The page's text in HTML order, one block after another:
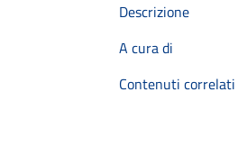
Descrizione
A cura di
Contenuti correlati